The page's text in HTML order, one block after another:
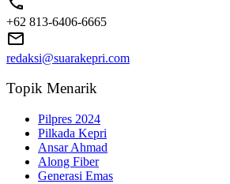
+62 813-6406-6665
redaksi@suarakepri.com
Topik Menarik
Pilpres 2024
Pilkada Kepri
Ansar Ahmad
Along Fiber
Generasi Emas